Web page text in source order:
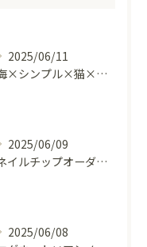
2025/06/11
海×シンプル×猫×上品 nail🐈🐚✨
2025/06/09
ネイルチップオーダー受け付けてます😊🤍
2025/06/08